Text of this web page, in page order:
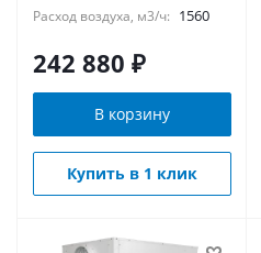
Расход воздуха, м3/ч: 1560
242 880 ₽
В корзину
Купить в 1 клик